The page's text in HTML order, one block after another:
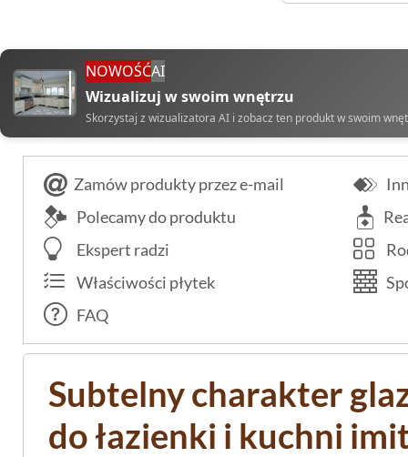
NOWOŚĆAI
Wizualizuj w swoim wnętrzu
Skorzystaj z wizualizatora AI i zobacz ten produkt w swoim
Zamów produkty przez e-mail
Polecamy do produktu
Ekspert radzi
Właściwości płytek
FAQ
Subtelny charakter
do łazienki i kuchni